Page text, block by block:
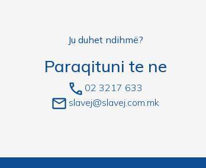
Ju duhet ndihmë?
Paraqituni te ne
02 3217 633
slavej@slavej.com.mk